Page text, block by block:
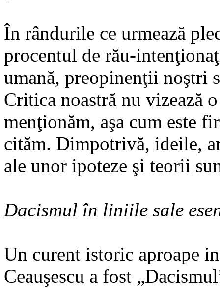
În rândurile ce urmează
procentul de rău-
umană, preopinenţii noştri
Critica noastră nu vizează
menţionăm, aşa cum este
cităm. Dimpotrivă, ideile,
ale unor ipoteze şi teorii
Dacismul în liniile sale
Un curent istoric aproape
Ceauşescu a fost